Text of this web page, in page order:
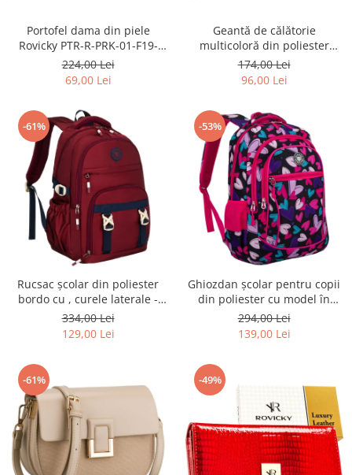
Portofel dama din piele
Rovicky PTR-R-PRK-01-F19-
2757 BE
224,00 Lei
69,00 Lei
Geantă de călătorie
multicoloră din poliester
rezistent cu port USB,
acoperită cu un model vegetal
- Rovicky PTR-R-TL15608-8831
174,00 Lei
96,00 Lei
-61%
Rucsac școlar din poliester
bordo cu , curele laterale -
Peterson PTR-PTN 8594-1402
BORDO
334,00 Lei
129,00 Lei
-53%
Ghiozdan școlar pentru copii
din poliester cu model în
formă de inimă - Peterson
PTR-PTN BIEDRONKA G54
294,00 Lei
139,00 Lei
-61% -49%